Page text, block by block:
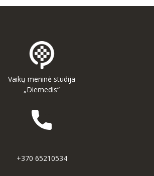
Vaikų meninė studija
„Diemedis“
+370 65210534